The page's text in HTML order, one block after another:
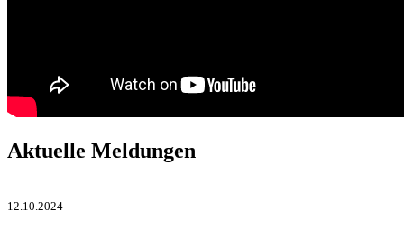
Aktuelle Meldungen
12.10.2024